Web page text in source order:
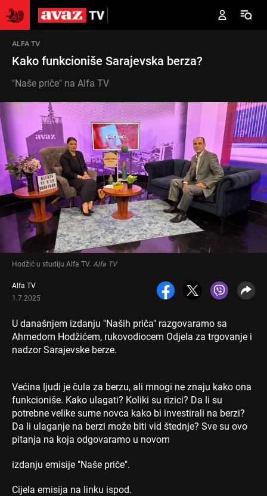
ALFA TV
Kako funkcioniše Sarajevska berza?
"Naše priče" na Alfa TV
Hodžić u studiju Alfa TV. Alfa TV
Alfa TV
1.7.2025
U današnjem izdanju "Naših priča" razgovaramo sa
Ahmedom Hodžićem, rukovodiocem Odjela za trgovanje i
nadzor Sarajevske berze.
Većina ljudi je čula za berzu, ali mnogi ne znaju kako ona
funkcioniše. Kako ulagati? Koliki su rizici? Da li su
potrebne velike sume novca kako bi investirali na berzi?
Da li ulaganje na berzi može biti vid štednje? Sve su ovo
pitanja na koja odgovaramo u novom
izdanju emisije "Naše priče".
Cijela emisija na linku ispod.